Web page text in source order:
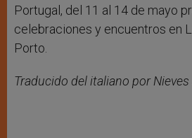
Portugal, del 11 al 14 de mayo
celebraciones y encuentros en
Porto.
Traducido del italiano por